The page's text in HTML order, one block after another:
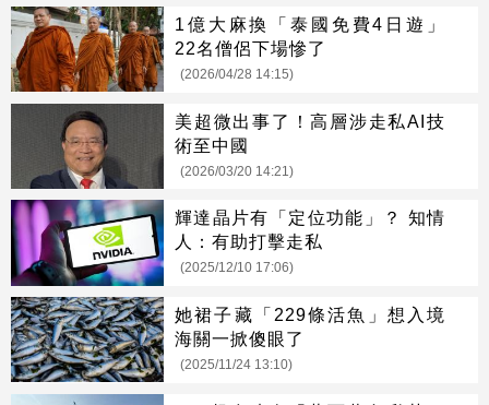
1億大麻換「泰國免費4日遊」
22名僧侶下場慘了
(2026/04/28 14:15)
美超微出事了！高層涉走私AI技
術至中國
(2026/03/20 14:21)
輝達晶片有「定位功能」？ 知情
人：有助打擊走私
(2025/12/10 17:06)
她裙子藏「229條活魚」想入境
海關一掀傻眼了
(2025/11/24 13:10)